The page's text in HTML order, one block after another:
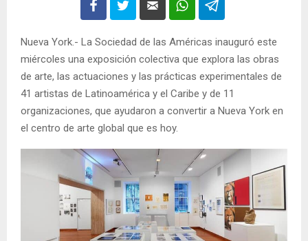
Nueva York.- La Sociedad de las Américas inauguró este
miércoles una exposición colectiva que explora las obras
de arte, las actuaciones y las prácticas experimentales de
41 artistas de Latinoamérica y el Caribe y de 11
organizaciones, que ayudaron a convertir a Nueva York en
el centro de arte global que es hoy.